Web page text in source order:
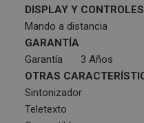
DISPLAY Y CONTROLES
Mando a distancia
GARANTÍA
Garantía
3 Años
OTRAS
Sintonizador
Teletexto